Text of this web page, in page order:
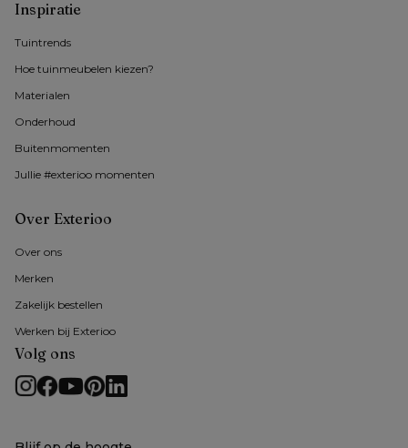
Inspiratie
Tuintrends
Hoe tuinmeubelen kiezen?
Materialen
Onderhoud
Buitenmomenten
Jullie #exterioo momenten
Over Exterioo
Over ons
Merken
Zakelijk bestellen
Werken bij Exterioo
Volg ons